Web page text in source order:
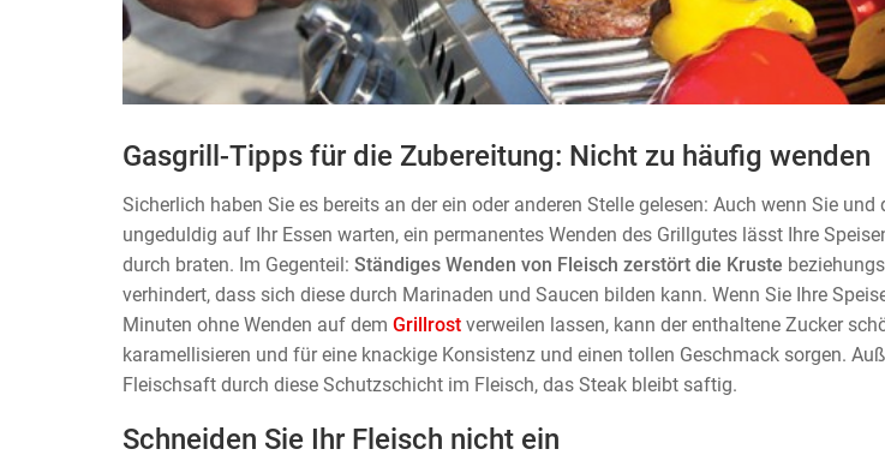
Gasgrill-Tipps für die Zubereitung: Nicht zu häufig wenden
Sicherlich haben Sie es bereits an der ein oder anderen Stelle gelesen: Auch wenn Sie und
ungeduldig auf Ihr Essen warten, ein permanentes Wenden des Grillgutes lässt Ihre
durch braten. Im Gegenteil: Ständiges Wenden von Fleisch zerstört die Kruste
verhindert, dass sich diese durch Marinaden und Saucen bilden kann. Wenn Sie Ihre
Minuten ohne Wenden auf dem Grillrost verweilen lassen, kann der enthaltene Zucker
karamellisieren und für eine knackige Konsistenz und einen tollen Geschmack sorgen.
Fleischsaft durch diese Schutzschicht im Fleisch, das Steak bleibt saftig.
Schneiden Sie Ihr Fleisch nicht ein